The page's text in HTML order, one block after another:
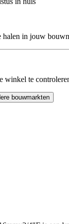
halen in jouw
winkel te
bouwmarkten